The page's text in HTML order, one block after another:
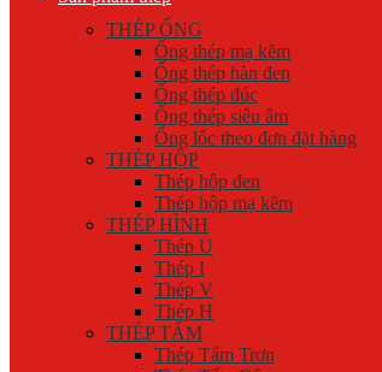
THÉP ỐNG
Ống thép mạ kẽm
Ống thép hàn đen
Ống thép đúc
Ống thép siêu âm
Ống lốc theo đơn đặt hàng
THÉP HỘP
Thép hộp đen
Thép hộp mạ kẽm
THÉP HÌNH
Thép U
Thép I
Thép V
Thép H
THÉP TẤM
Thép Tấm Trơn